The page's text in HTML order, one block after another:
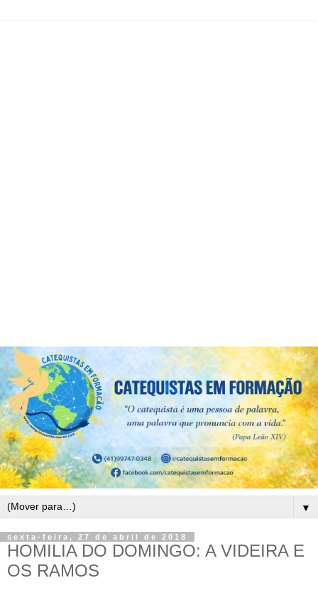
▼
sexta-feira, 27 de abril de 2018
HOMILIA DO DOMINGO: A VIDEIRA E
OS RAMOS